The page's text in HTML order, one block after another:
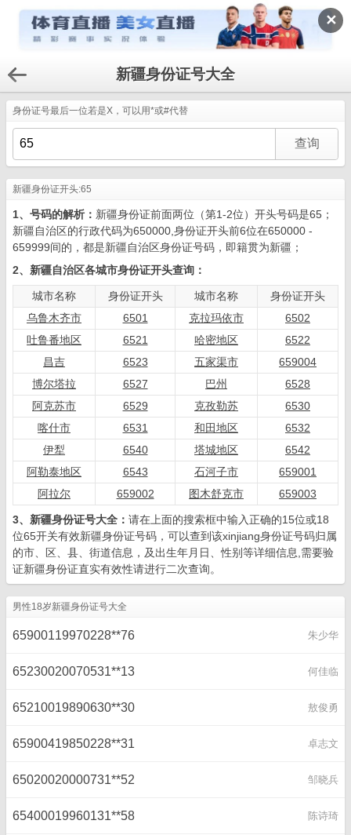
✕
新疆身份证号大全
身份证号最后一位若是X，可以用*或#代替
新疆身份证开头:65
1、号码的解析： 新疆身份证前面两位（第1-2位）开头号码是65；
新疆自治区的行政代码为650000,身份证开头前6位在650000 -
659999间的，都是新疆自治区身份证号码，即籍贯为新疆；
2、新疆自治区各城市身份证开头查询：
城市名称 身份证开头 城市名称
身份证开头
乌鲁木齐市
6501 克拉玛依市
6502
吐鲁番地区
6521 哈密地区
6522
昌吉
6523 五家渠市
659004
博尔塔拉
6527 巴州
6528
阿克苏市
6529 克孜勒苏
6530
喀什市
6531 和田地区
6532
伊犁
6540 塔城地区
6542
阿勒泰地区
6543 石河子市
659001
阿拉尔
659002 图木舒克市 659003
3、新疆身份证号大全： 请在上面的搜索框中输入正确的15位或18
位65开关有效新疆身份证号码，可以查到该xinjiang身份证号码归属
的市、区、县、街道信息，及出生年月日、性别等详细信息,需要验
证新疆身份证直实有效性请进行二次查询。
男性18岁新疆身份证号大全
65900119970228**76 朱少华
65230020070531**13 何佳临
65210019890630**30 敖俊勇
65900419850228**31 卓志文
65020020000731**52 邹晓兵
65400019960131**58 陈诗琦